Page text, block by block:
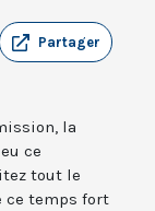
Partager
la
ce
tout le
ce temps fort